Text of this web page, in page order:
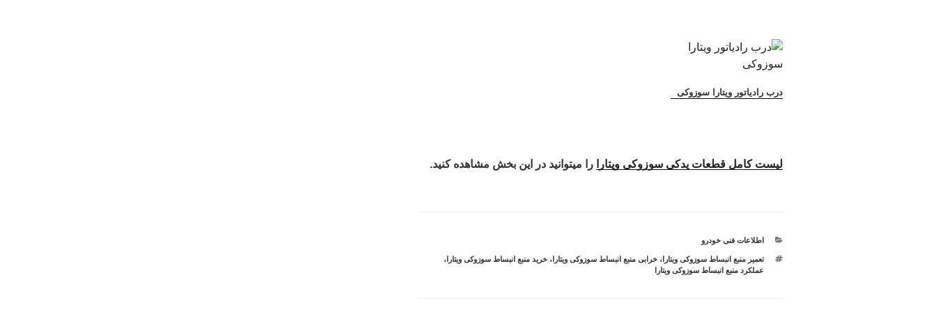
درب رادیاتور ویتارا سوزوکی
لیست کامل قطعات یدکی سوزوکی ویتارا را میتوانید در این بخش مشاهده کنید.
دسته‌ها
اطلاعات فنی خودرو
برچسب‌ها
تعمیر منبع انبساط سوزوکی ویتارا،خرابی منبع انبساط سوزوکی ویتارا،خرید منبع انبساط سوزوکی ویتارا،
عملکرد منبع انبساط سوزوکی ویتارا